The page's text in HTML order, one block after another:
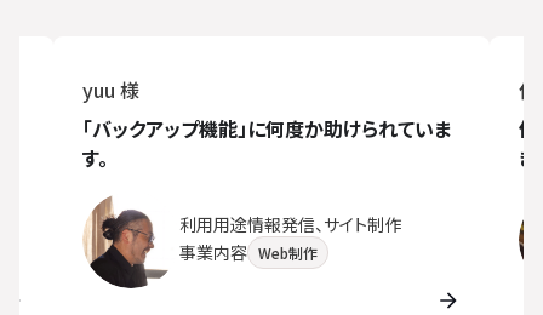
yuu 様
「バックアップ機能」に何度か助けられていま
す。
利用用途情報発信、サイト制作
事業内容 Web制作
他
き